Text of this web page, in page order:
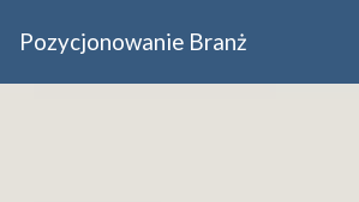
Pozycjonowanie Branż